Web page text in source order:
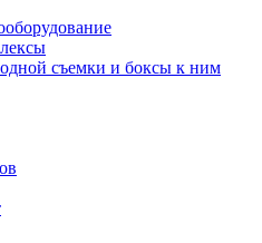
съемки и боксы к ним